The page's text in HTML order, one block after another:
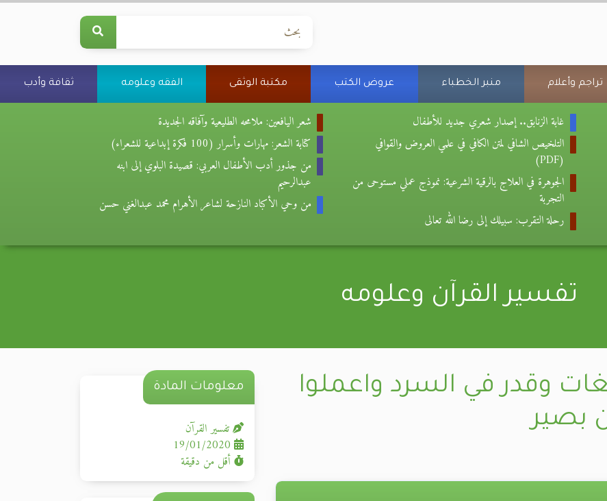
تراجم وأعلام منبر الخطباء عروض الكتب مكتبة الوثقى الفقه وعلومه ثقافة وأدب
غابة الزنابق.. إصدار شعري جديد للأطفال
التلخيص الشافي لمتن الكافي في علمي العروض والقوافي
(PDF)
الجوهرة في العلاج بالرقية الشرعية: نموذج عملي مستوحى من
التجربة
رحلة التقرب: سبيلك إلى رضا الله تعالى
شعر اليافعين: ملامحه الطليعية وآفاقه الجديدة
كتابة الشعر: مهارات وأسرار (100 فكرة إبداعية للشعراء)
من جذور أدب الأطفال العربي: قصيدة البلوي إلى ابنه
عبدالرحيم
من وحي الأكباد النازحة لشاعر الأهرام محمد عبدالغني حسن
تفسير القرآن وعلومه
وقدر في السرد واعملوا
بصير
معلومات المادة
تفسير القرآن
أقل من دقيقة